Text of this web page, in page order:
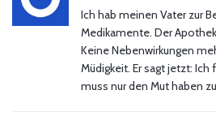
Ich hab meinen Vater zur
Medikamente. Der
Keine Nebenwirkungen
Müdigkeit. Er sagt jetzt: Ich
muss nur den Mut haben